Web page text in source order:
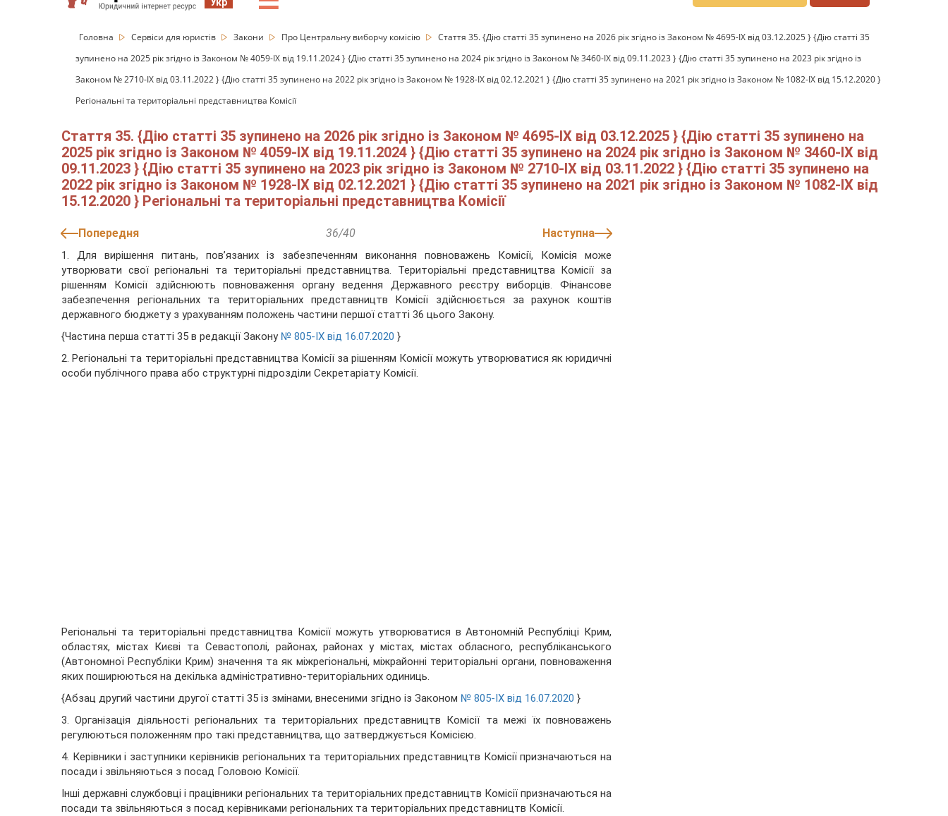
Головна Сервіси для юристів Закони Про Центральну виборчу комісію
Стаття 35. {Дію статті 35 зупинено на 2026 рік згідно із Законом № 4695-IX від 03.12.2025 } {Дію статті 35
зупинено на 2025 рік згідно із Законом № 4059-IX від 19.11.2024 } {Дію статті 35 зупинено на 2024 рік згідно із Законом № 3460-IX від 09.11.2023 } {Дію статті 35 зупинено на 2023 рік згідно із
Законом № 2710-IX від 03.11.2022 } {Дію статті 35 зупинено на 2022 рік згідно із Законом № 1928-IX від 02.12.2021 } {Дію статті 35 зупинено на 2021 рік згідно із Законом № 1082-IX від 15.12.2020 }
Регіональні та територіальні представництва Комісії
Стаття 35. {Дію статті 35 зупинено на 2026 рік згідно із Законом № 4695-IX від 03.12.2025 } {Дію статті 35 зупинено на
2025 рік згідно із Законом № 4059-IX від 19.11.2024 } {Дію статті 35 зупинено на 2024 рік згідно із Законом № 3460-IX від
09.11.2023 } {Дію статті 35 зупинено на 2023 рік згідно із Законом № 2710-IX від 03.11.2022 } {Дію статті 35 зупинено на
2022 рік згідно із Законом № 1928-IX від 02.12.2021 } {Дію статті 35 зупинено на 2021 рік згідно із Законом № 1082-IX від
15.12.2020 } Регіональні та територіальні представництва Комісії
Попередня 36/40 Наступна
1. Для вирішення питань, пов’язаних із забезпеченням виконання повноважень Комісії, Комісія може
утворювати свої регіональні та територіальні представництва. Територіальні представництва Комісії за
рішенням Комісії здійснюють повноваження органу ведення Державного реєстру виборців. Фінансове
забезпечення регіональних та територіальних представництв Комісії здійснюється за рахунок коштів
державного бюджету з урахуванням положень частини першої статті 36 цього Закону.
{Частина перша статті 35 в редакції Закону № 805-IX від 16.07.2020 }
2. Регіональні та територіальні представництва Комісії за рішенням Комісії можуть утворюватися як юридичні
особи публічного права або структурні підрозділи Секретаріату Комісії.
Регіональні та територіальні представництва Комісії можуть утворюватися в Автономній Республіці Крим,
областях, містах Києві та Севастополі, районах, районах у містах, містах обласного, республіканського
(Автономної Республіки Крим) значення та як міжрегіональні, міжрайонні територіальні органи, повноваження
яких поширюються на декілька адміністративно-територіальних одиниць.
{Абзац другий частини другої статті 35 із змінами, внесеними згідно із Законом № 805-IX від 16.07.2020 }
3. Організація діяльності регіональних та територіальних представництв Комісії та межі їх повноважень
регулюються положенням про такі представництва, що затверджується Комісією.
4. Керівники і заступники керівників регіональних та територіальних представництв Комісії призначаються на
посади і звільняються з посад Головою Комісії.
Інші державні службовці і працівники регіональних та територіальних представництв Комісії призначаються на
посади та звільняються з посад керівниками регіональних та територіальних представництв Комісії.